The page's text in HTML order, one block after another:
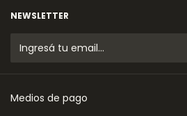
NEWSLETTER
Medios de pago